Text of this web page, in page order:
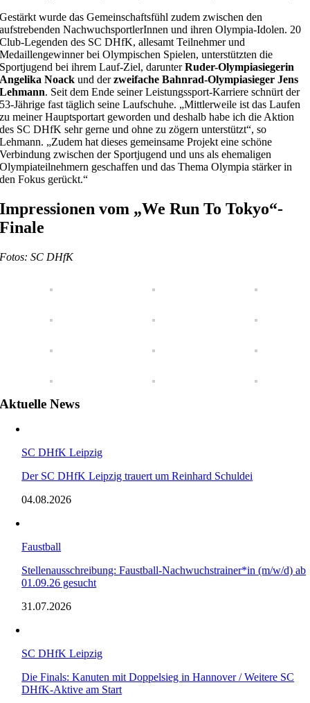
Gestärkt wurde das Gemeinschaftsfühl zudem zwischen den
aufstrebenden NachwuchsportlerInnen und ihren Olympia-Idolen. 20
Club-Legenden des SC DHfK, allesamt Teilnehmer und
Medaillengewinner bei Olympischen Spielen, unterstützten die
Sportjugend bei ihrem Lauf-Ziel, darunterRuder-Olympiasiegerin
Angelika Noack und derzweifache Bahnrad-Olympiasieger Jens
Lehmann. Seit dem Ende seiner Leistungssport-Karriere schnürt der
53-Jährige fast täglich seine Laufschuhe. „Mittlerweile ist das Laufen
zu meiner Hauptsportart geworden und deshalb habe ich die Aktion
des SC DHfK sehr gerne und ohne zu zögern unterstützt“, so
Lehmann. „Zudem hat dieses gemeinsame Projekt eine schöne
Verbindung zwischen der Sportjugend und uns als ehemaligen
Olympiateilnehmern geschaffen und das Thema Olympia stärker in
den Fokus gerückt.“
Impressionen vom „We Run To Tokyo“-
Finale
Fotos: SC DHfK
Aktuelle News
SC DHfK Leipzig
Der SC DHfK Leipzig trauert um Reinhard Schuldei
04.08.2026
Faustball
Stellenausschreibung: Faustball-Nachwuchstrainer*in (m/w/d) ab
01.09.26 gesucht
31.07.2026
SC DHfK Leipzig
Die Finals: Kanuten mit Doppelsieg in Hannover / Weitere SC
DHfK-Aktive am Start